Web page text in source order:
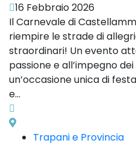
16 Febbraio 2026
Il Carnevale di
riempire le strade di
straordinari! Un evento
passione e all’impegno
un’occasione unica di
e...
Trapani e Provincia